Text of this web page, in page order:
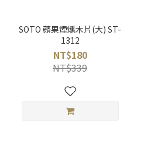
SOTO 蘋果煙燻木片(大) ST-
1312
NT$180
NT$339